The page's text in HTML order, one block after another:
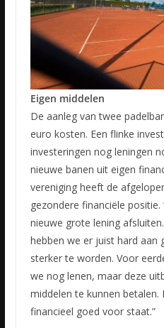
Eigen middelen
De aanleg van twee
euro kosten. Een flinke
investeringen nog leningen
nieuwe banen uit eigen
vereniging heeft de
gezondere financiële
nieuwe grote lening
hebben we er juist hard aan
sterker te worden. Voor
we nog lenen, maar deze
middelen te kunnen
financieel goed voor staat.”